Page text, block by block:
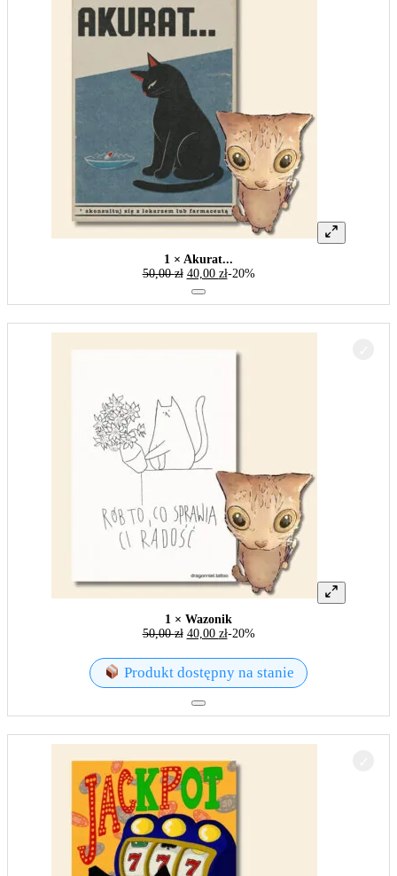
1 × Akurat...
50,00zł 40,00 zł-20%
1 × Wazonik
50,00zł 40,00 zł-20%
Produkt dostępny na stanie